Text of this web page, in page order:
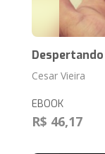
Cesar Vieira
EBOOK
R$ 46,17